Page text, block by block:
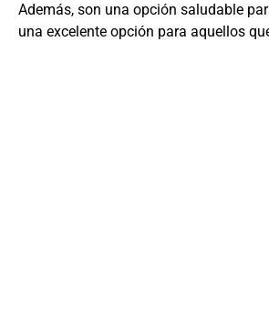
Además, son una opción saludable
una excelente opción para aquellos